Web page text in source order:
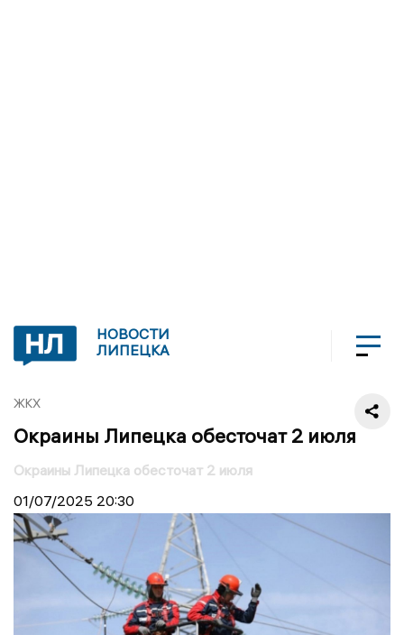
НОВОСТИ
ЛИПЕЦКА
ЖКХ
Окраины Липецка обесточат 2 июля
Окраины Липецка обесточат 2 июля
01/07/2025 20:30